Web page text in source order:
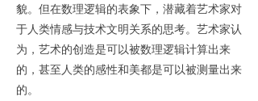
貌。但在数理逻辑的表象下，潜藏着艺术家对
于人类情感与技术文明关系的思考。艺术家认
为，艺术的创造是可以被数理逻辑计算出来
的，甚至人类的感性和美都是可以被测量出来
的。